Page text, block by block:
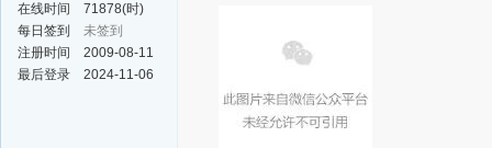
群
在线时间
71878(时)
每日签到
未签到
注册时间
2009-08-11
最后登录
2024-11-06